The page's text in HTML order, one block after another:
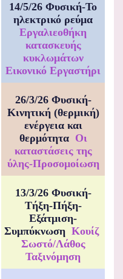
14/5/26 Φυσική-Το
ηλεκτρικό ρεύμα
Εργαλιεοθήκη
κατασκευής
κυκλωμάτων
Εικονικό Εργαστήρι
26/3/26 Φυσική-
Κινητική (θερμική)
ενέργεια και
θερμότητα Οι
καταστάσεις της
ύλης-Προσομοίωση
13/3/26 Φυσική-
Τήξη-Πήξη-
Εξάτμιση-
Συμπύκνωση Κουίζ
Σωστό/Λάθος
Ταξινόμηση